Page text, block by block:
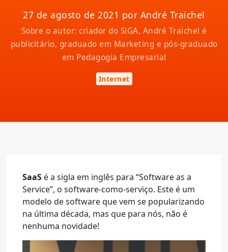
27 de agosto de 2021 por André Traichel
Sobre o autor: criador do SiGA, André Traichel é
publicitário, graduado em Marketing e pós-graduado
em Pedagogia Empresarial
Internet
SaaS é a sigla em inglês para “Software as a
Service”, o software-como-serviço. Este é um
modelo de software que vem se popularizando
na última década, mas que para nós, não é
nenhuma novidade!